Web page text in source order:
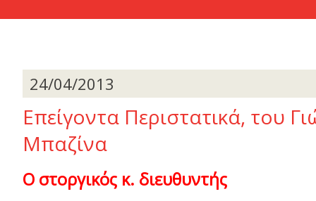
24/04/2013
Επείγοντα Περιστατικά, του
Μπαζίνα
Ο στοργικός κ. διευθυντής